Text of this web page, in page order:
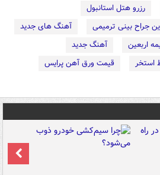
رزرو هتل استانبول
جراح بینی ترمیمی
آهنگ های جدید
اربعین
آهنگ جدید
استخر
قیمت ورق آهن پرایس